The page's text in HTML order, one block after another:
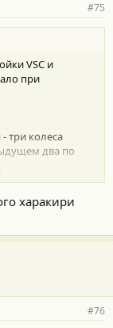
#75
VSC и
при
три колеса
два по
харакири
#76